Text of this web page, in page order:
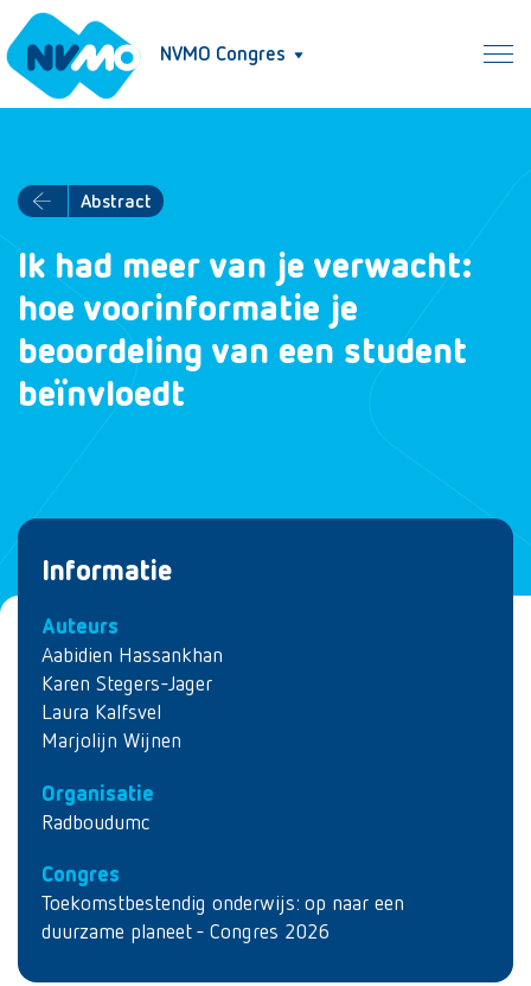
NVMO Congres
Abstract
Ik had meer van je verwacht:
hoe voorinformatie je
beoordeling van een student
beïnvloedt
Informatie
Auteurs
Aabidien Hassankhan
Karen Stegers-Jager
Laura Kalfsvel
Marjolijn Wijnen
Organisatie
Radboudumc
Congres
Toekomstbestendig onderwijs: op naar een
duurzame planeet - Congres 2026